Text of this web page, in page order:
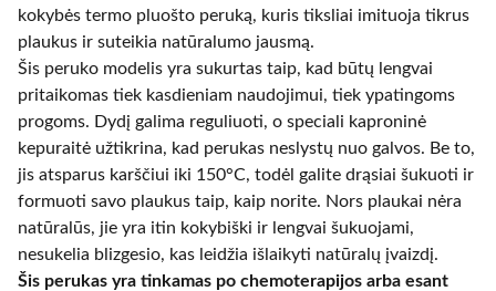
kokybės termo pluošto peruką, kuris tiksliai imituoja tikrus
plaukus ir suteikia natūralumo jausmą.
Šis peruko modelis yra sukurtas taip, kad būtų lengvai
pritaikomas tiek kasdieniam naudojimui, tiek ypatingoms
progoms. Dydį galima reguliuoti, o speciali kaproninė
kepuraitė užtikrina, kad perukas neslystų nuo galvos. Be to,
jis atsparus karščiui iki 150°C, todėl galite drąsiai šukuoti ir
formuoti savo plaukus taip, kaip norite. Nors plaukai nėra
natūralūs, jie yra itin kokybiški ir lengvai šukuojami,
nesukelia blizgesio, kas leidžia išlaikyti natūralų įvaizdį.
Šis perukas yra tinkamas po chemoterapijos arba esant